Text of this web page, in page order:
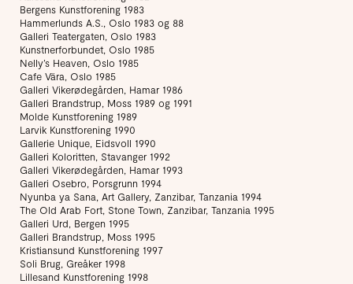
Bergens Kunstforening 1983
Hammerlunds A.S., Oslo 1983 og 88
Galleri Teatergaten, Oslo 1983
Kunstnerforbundet, Oslo 1985
Nelly’s Heaven, Oslo 1985
Cafe Vära, Oslo 1985
Galleri Vikerødegården, Hamar 1986
Galleri Brandstrup, Moss 1989 og 1991
Molde Kunstforening 1989
Larvik Kunstforening 1990
Gallerie Unique, Eidsvoll 1990
Galleri Koloritten, Stavanger 1992
Galleri Vikerødegården, Hamar 1993
Galleri Osebro, Porsgrunn 1994
Nyunba ya Sana, Art Gallery, Zanzibar, Tanzania 1994
The Old Arab Fort, Stone Town, Zanzibar, Tanzania 1995
Galleri Urd, Bergen 1995
Galleri Brandstrup, Moss 1995
Kristiansund Kunstforening 1997
Soli Brug, Greåker 1998
Lillesand Kunstforening 1998